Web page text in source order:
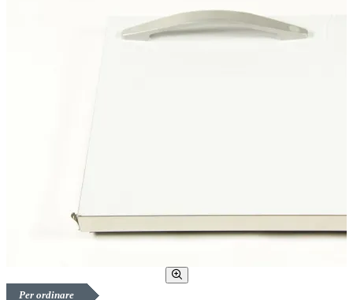
Per ordinare